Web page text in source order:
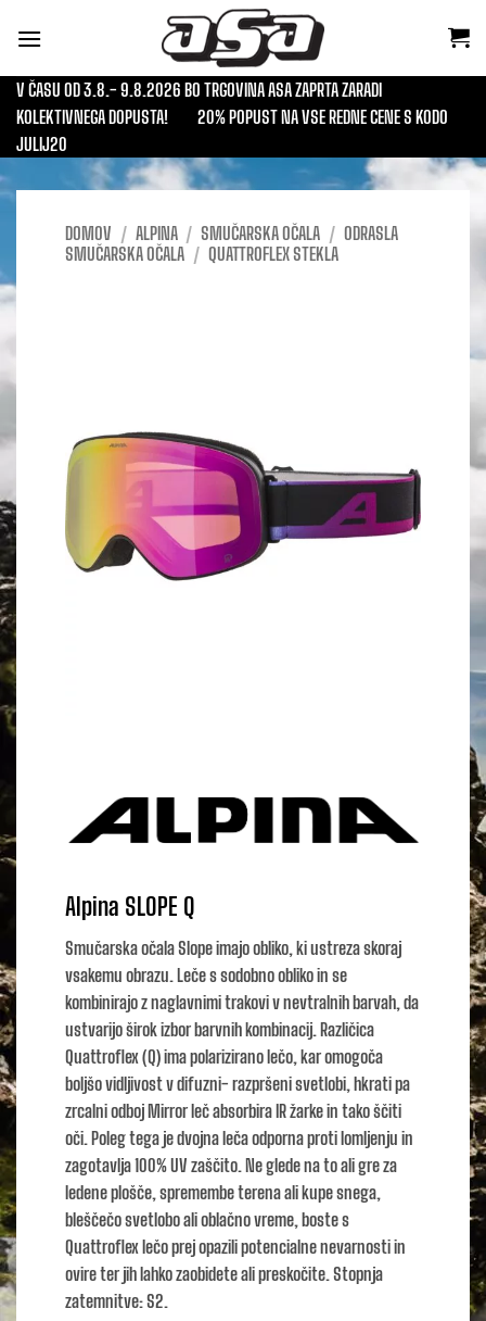
V ČASU OD 3.8.- 9.8.2026 BO TRGOVINA ASA ZAPRTA ZARADI
KOLEKTIVNEGA DOPUSTA!
20% POPUST NA VSE REDNE CENE S KODO
JULIJ20
DOMOV / ALPINA / SMUČARSKA OČALA / ODRASLA
SMUČARSKA OČALA / QUATTROFLEX STEKLA
Alpina SLOPE Q
Smučarska očala Slope imajo obliko, ki ustreza skoraj
vsakemu obrazu. Leče s sodobno obliko in se
kombinirajo z naglavnimi trakovi v nevtralnih barvah, da
ustvarijo širok izbor barvnih kombinacij. Različica
Quattroflex (Q) ima polarizirano lečo, kar omogoča
boljšo vidljivost v difuzni- razpršeni svetlobi, hkrati pa
zrcalni odboj Mirror leč absorbira IR žarke in tako ščiti
oči. Poleg tega je dvojna leča odporna proti lomljenju in
zagotavlja 100% UV zaščito. Ne glede na to ali gre za
ledene plošče, spremembe terena ali kupe snega,
bleščečo svetlobo ali oblačno vreme, boste s
Quattroflex lečo prej opazili potencialne nevarnosti in
ovire ter jih lahko zaobidete ali preskočite. Stopnja
zatemnitve: S2.